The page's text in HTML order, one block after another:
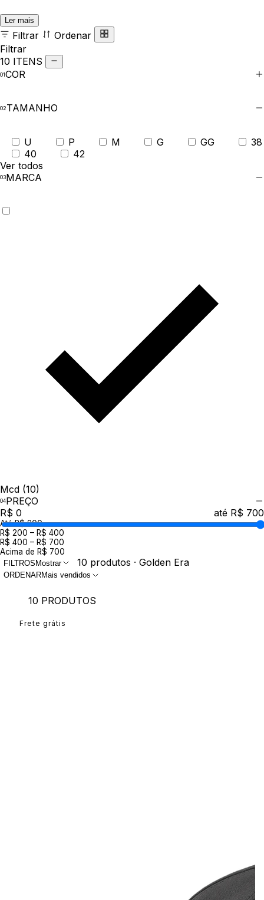
Ler mais
Filtrar
Ordenar
Filtrar
10 ITENS
COR
TAMANHO
U P M G GG
38
40
42
Ver todos
MARCA
Mcd (10)
PREÇO
R$ 0
até R$ 700
Até R$ 200
R$ 200 – R$ 400
R$ 400 – R$ 700
Acima de R$ 700
FILTROS Mostrar 10 produtos · Golden Era
ORDENARMais vendidos
10 PRODUTOS
Frete grátis